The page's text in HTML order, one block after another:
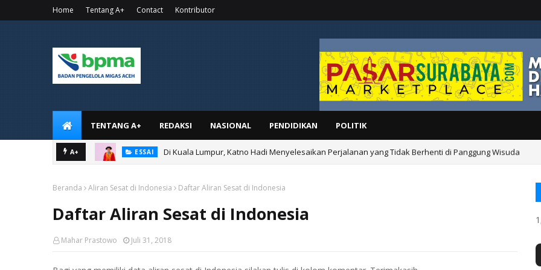
Home Tentang A+ Contact Kontributor
TENTANG A+ REDAKSI NASIONAL PENDIDIKAN POLITIK
A+ ESSAI Di Kuala Lumpur, Katno Hadi Menyelesaikan Perjalanan yang Tidak Berhenti di Panggung Wisuda
Beranda Aliran Sesat di Indonesia Daftar Aliran Sesat di Indonesia
Daftar Aliran Sesat di Indonesia
Mahar Prastowo Juli 31, 2018